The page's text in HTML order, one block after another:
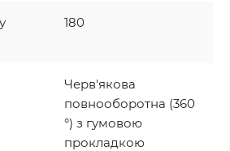
180
Черв'якова
повнооборотна (360
°) з гумовою
прокладкою